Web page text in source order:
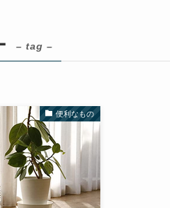
– tag –
便利なもの